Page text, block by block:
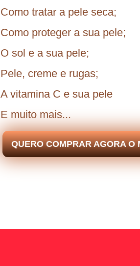
Como tratar a pele seca;
Como proteger a sua pele;
O sol e a sua pele;
Pele, creme e rugas;
A vitamina C e sua pele
E muito mais...
QUERO COMPRAR AGORA O